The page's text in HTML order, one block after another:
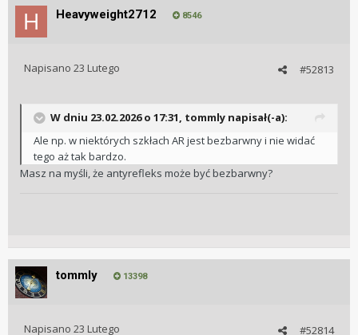
Heavyweight2712 8546
#52813
Napisano 23 Lutego
W dniu 23.02.2026 o 17:31, tommly napisał(-a):
Ale np. w niektórych szkłach AR jest bezbarwny i nie widać
tego aż tak bardzo.
Masz na myśli, że antyrefleks może być bezbarwny?
tommly 13398
#52814
Napisano 23 Lutego